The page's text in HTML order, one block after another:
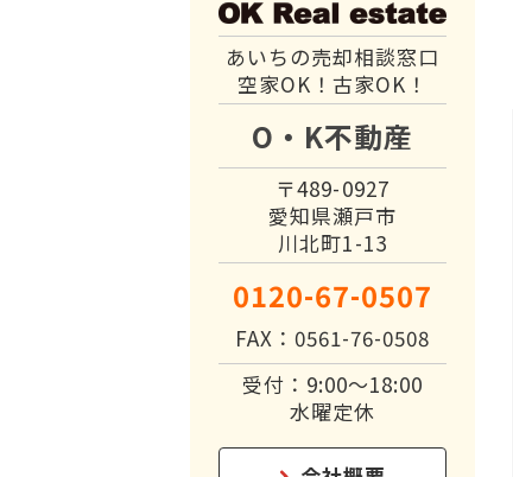
あいちの売却相談窓口
空家OK！古家OK！
O・K不動産
〒489-0927
愛知県瀬戸市
川北町1-13
0120-67-0507
FAX：0561-76-0508
受付：9:00～18:00
水曜定休